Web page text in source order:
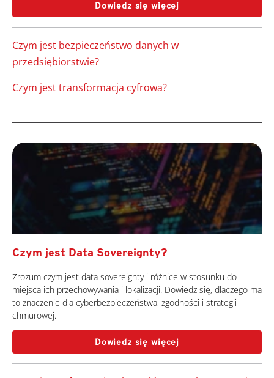
Dowiedz się więcej
Czym jest bezpieczeństwo danych w
przedsiębiorstwie?
Czym jest transformacja cyfrowa?
Czym jest Data Sovereignty?
Zrozum czym jest data sovereignty i różnice w stosunku do
miejsca ich przechowywania i lokalizacji. Dowiedz się, dlaczego ma
to znaczenie dla cyberbezpieczeństwa, zgodności i strategii
chmurowej.
Dowiedz się więcej